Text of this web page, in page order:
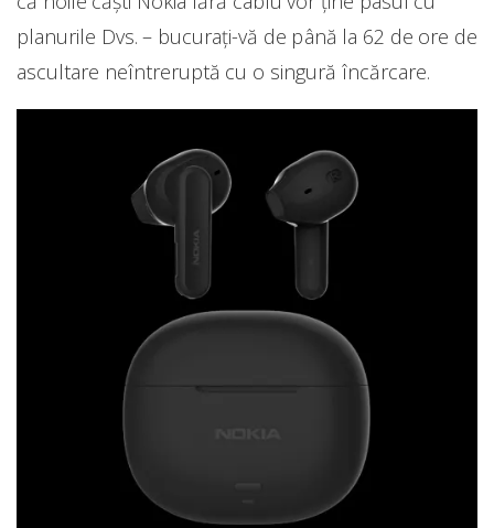
planurile Dvs. – bucurați-vă de până la 62 de ore de
ascultare neîntreruptă cu o singură încărcare.